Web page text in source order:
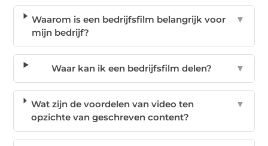
Waarom is een bedrijfsfilm belangrijk voor
mijn bedrijf?
▼
Waar kan ik een bedrijfsfilm delen? ▼
Wat zijn de voordelen van video ten
opzichte van geschreven content?
▼